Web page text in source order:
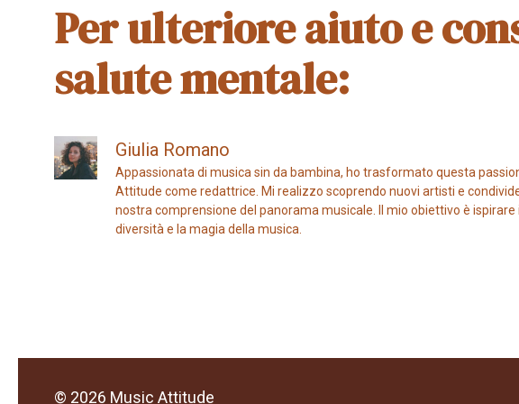
Per ulteriore aiuto e
salute mentale:
Giulia Romano
Appassionata di musica sin da bambina, ho trasformato questa
Attitude come redattrice. Mi realizzo scoprendo nuovi artisti e
nostra comprensione del panorama musicale. Il mio obiettivo è
diversità e la magia della musica.
© 2026 Music Attitude